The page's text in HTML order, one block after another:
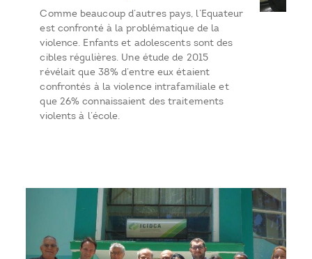
Comme beaucoup d’autres pays, l’Equateur
est confronté à la problématique de la
violence. Enfants et adolescents sont des
cibles régulières. Une étude de 2015
révélait que 38% d’entre eux étaient
confrontés à la violence intrafamiliale et
que 26% connaissaient des traitements
violents à l’école.